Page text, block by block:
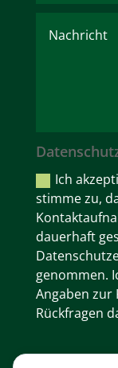
Ich
stimme zu,
dauerhaft
genommen.
Angaben
Rückfragen